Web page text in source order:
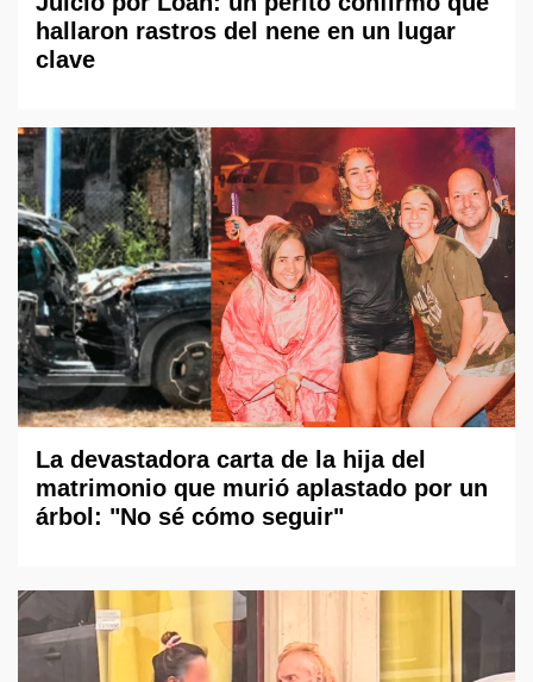
hallaron rastros del nene en un lugar
clave
La devastadora carta de la hija del
matrimonio que murió aplastado por un
árbol: "No sé cómo seguir"